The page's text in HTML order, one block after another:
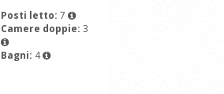
Posti letto: 7
Camere doppie: 3
Bagni: 4